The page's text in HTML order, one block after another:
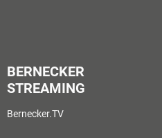
BERNECKER
STREAMING
Bernecker.TV